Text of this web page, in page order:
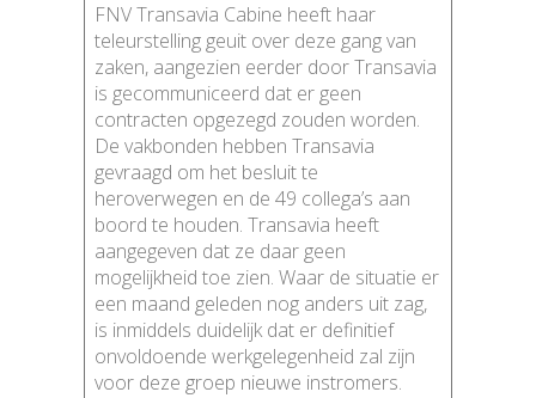
FNV Transavia Cabine heeft haar
teleurstelling geuit over deze gang van
zaken, aangezien eerder door Transavia
is gecommuniceerd dat er geen
contracten opgezegd zouden worden.
De vakbonden hebben Transavia
gevraagd om het besluit te
heroverwegen en de 49 collega’s aan
boord te houden. Transavia heeft
aangegeven dat ze daar geen
mogelijkheid toe zien. Waar de situatie er
een maand geleden nog anders uit zag,
is inmiddels duidelijk dat er definitief
onvoldoende werkgelegenheid zal zijn
voor deze groep nieuwe instromers.